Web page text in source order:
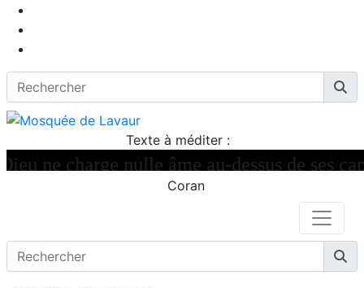
Texte à méditer :
ne charge nulle âme au-dessus de ses
Coran